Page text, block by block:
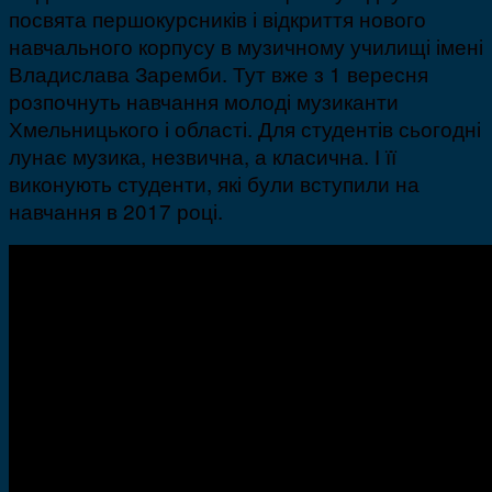
посвята першокурсників і відкриття нового
навчального корпусу в музичному училищі імені
Владислава Заремби. Тут вже з 1 вересня
розпочнуть навчання молоді музиканти
Хмельницького і області. Для студентів сьогодні
лунає музика, незвична, а класична. І її
виконують студенти, які були вступили на
навчання в 2017 році.